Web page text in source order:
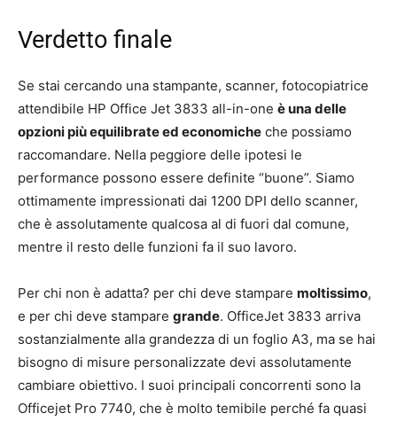
Verdetto finale
Se stai cercando una stampante, scanner, fotocopiatrice
attendibile HP Office Jet 3833 all-in-one è una delle
opzioni più equilibrate ed economiche che possiamo
raccomandare. Nella peggiore delle ipotesi le
performance possono essere definite “buone”. Siamo
ottimamente impressionati dai 1200 DPI dello scanner,
che è assolutamente qualcosa al di fuori dal comune,
mentre il resto delle funzioni fa il suo lavoro.
Per chi non è adatta? per chi deve stampare moltissimo,
e per chi deve stampare grande. OfficeJet 3833 arriva
sostanzialmente alla grandezza di un foglio A3, ma se hai
bisogno di misure personalizzate devi assolutamente
cambiare obiettivo. I suoi principali concorrenti sono la
Officejet Pro 7740, che è molto temibile perché fa quasi